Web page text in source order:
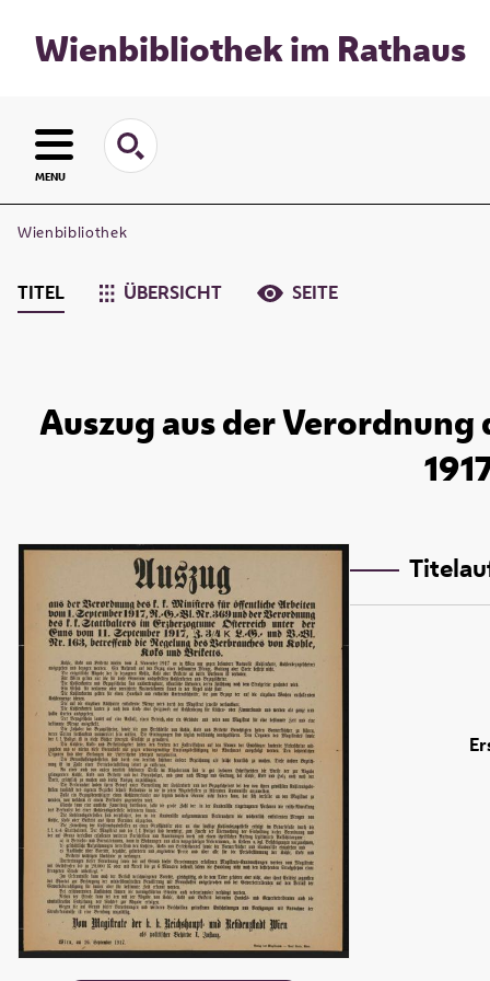
Wienbibliothek im Rathaus
MENU
Wienbibliothek
TITEL ÜBERSICHT SEITE
Auszug aus der